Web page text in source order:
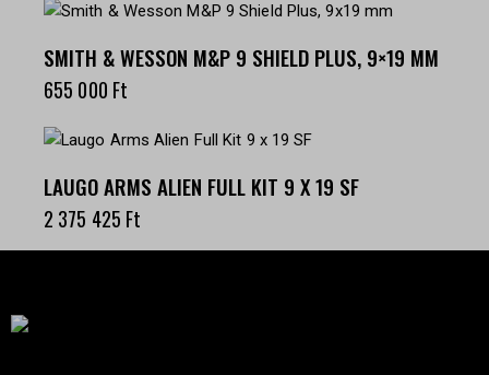
SMITH & WESSON M&P 9 SHIELD PLUS, 9×19 MM
655 000 Ft
LAUGO ARMS ALIEN FULL KIT 9 X 19 SF
2 375 425 Ft